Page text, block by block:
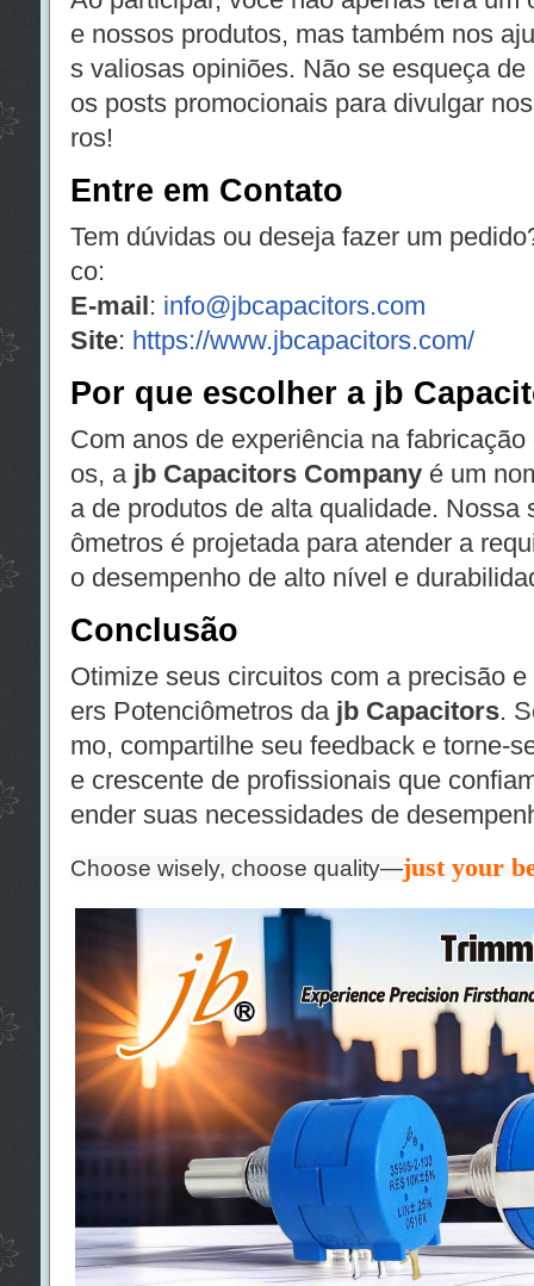
e nossos produtos, mas também nos
s valiosas opiniões. Não se esqueça
os posts promocionais para divulgar
ros!
Entre em Contato
Tem dúvidas ou deseja fazer um
co:
E-mail: info@jbcapacitors.com
Site: https://www.jbcapacitors.com/
Por que escolher a jb
Com anos de experiência na
os, a jb Capacitors Companyé um
a de produtos de alta qualidade. Nossa
ômetros é projetada para atender a
o desempenho de alto nível e
Conclusão
Otimize seus circuitos com a precisão
ers Potenciômetros da jb Capacitors.
mo, compartilhe seu feedback e torne-
e crescente de profissionais que
ender suas necessidades de
Choose wisely, choose quality—just your